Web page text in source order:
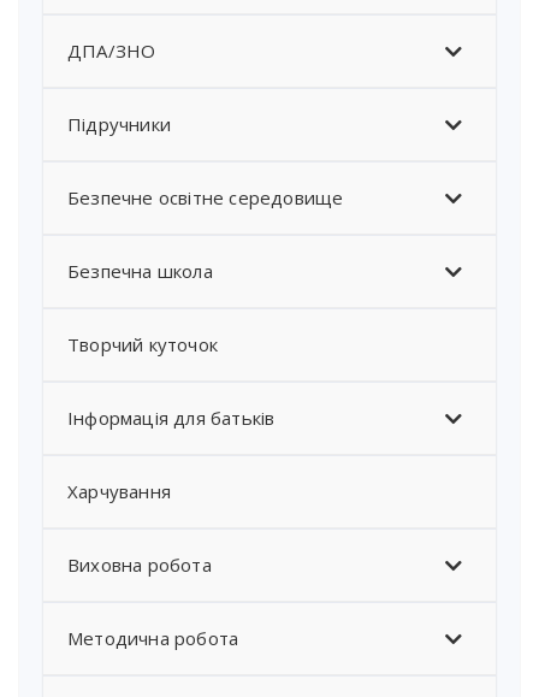
ДПА/ЗНО
Підручники
Безпечне освітне середовище
Безпечна школа
Творчий куточок
Інформація для батьків
Харчування
Виховна робота
Методична робота